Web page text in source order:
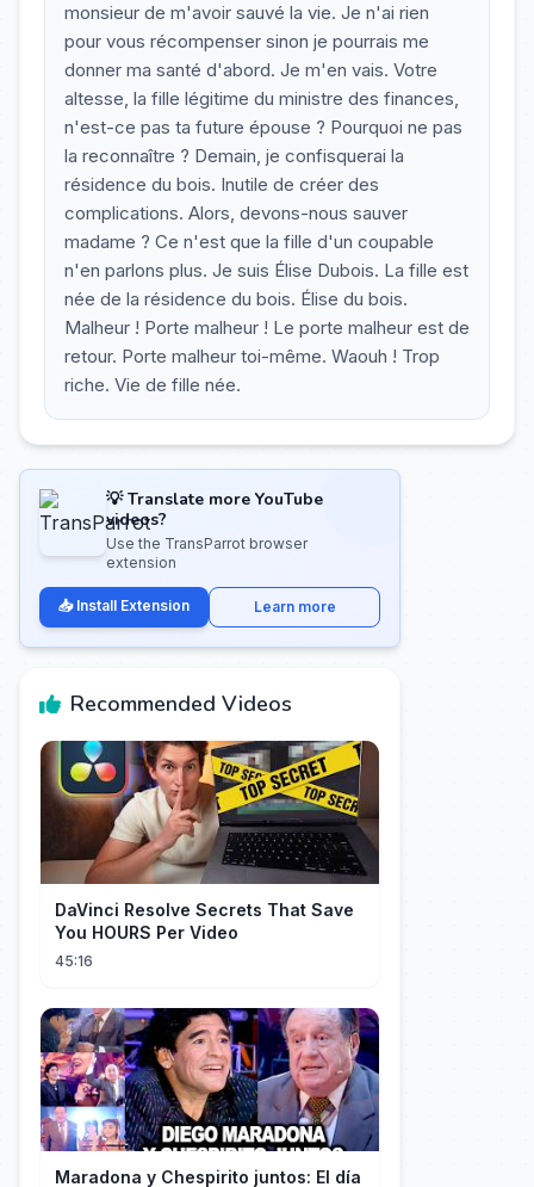
monsieur de m'avoir sauvé la vie. Je n'ai rien
pour vous récompenser sinon je pourrais me
donner ma santé d'abord. Je m'en vais. Votre
altesse, la fille légitime du ministre des finances,
n'est-ce pas ta future épouse ? Pourquoi ne pas
la reconnaître ? Demain, je confisquerai la
résidence du bois. Inutile de créer des
complications. Alors, devons-nous sauver
madame ? Ce n'est que la fille d'un coupable
n'en parlons plus. Je suis Élise Dubois. La fille est
née de la résidence du bois. Élise du bois.
Malheur ! Porte malheur ! Le porte malheur est de
retour. Porte malheur toi-même. Waouh ! Trop
riche. Vie de fille née.
💡 Translate more YouTube
videos?
Use the TransParrot browser
extension
📥 Install Extension Learn more
Recommended Videos
DaVinci Resolve Secrets That Save
You HOURS Per Video
45:16
Maradona y Chespirito juntos: El día